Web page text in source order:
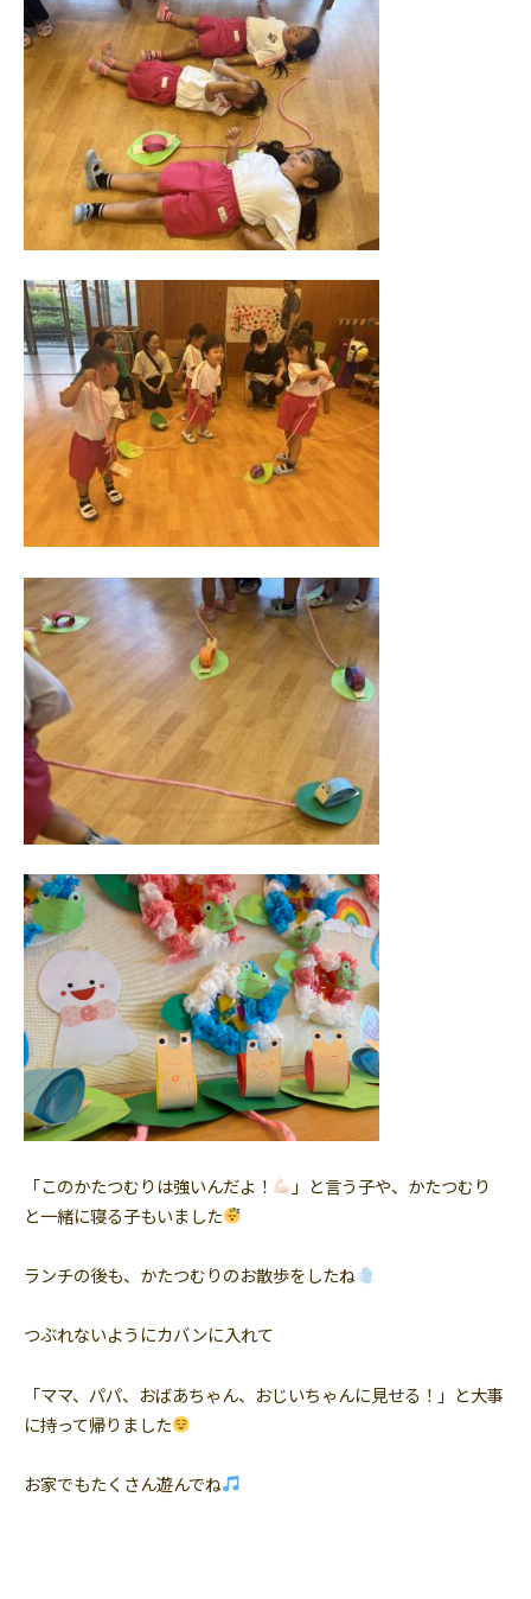
「このかたつむりは強いんだよ！
」と言う子や、かたつむり
と一緒に寝る子もいました
ランチの後も、かたつむりのお散歩をしたね
つぶれないようにカバンに入れて
「ママ、パパ、おばあちゃん、おじいちゃんに見せる！」と大事
に持って帰りました
お家でもたくさん遊んでね